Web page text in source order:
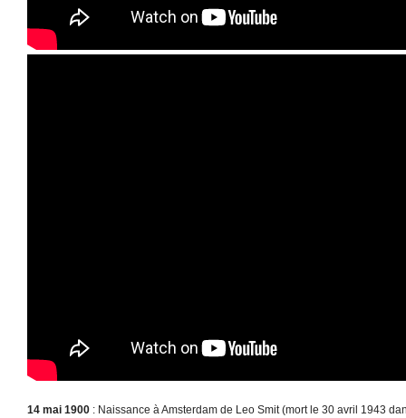
14 mai 1900 : Naissance à Amsterdam de Leo Smit (mort le 30 avril 1943